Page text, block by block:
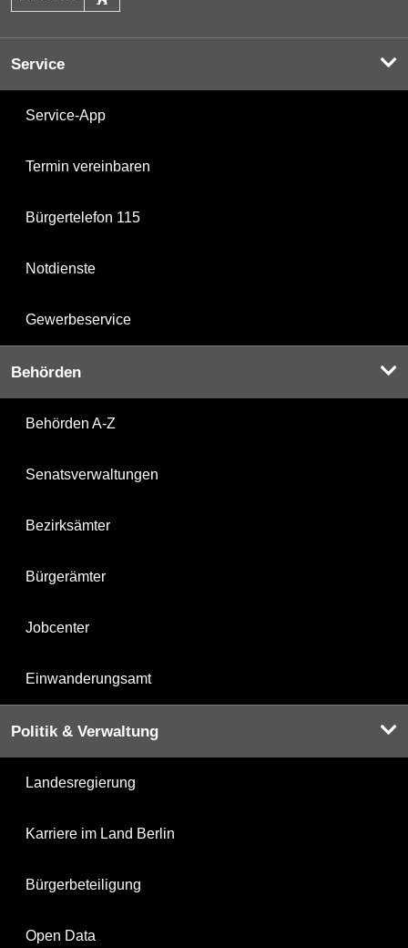
Service
Service-App
Termin vereinbaren
Bürgertelefon 115
Notdienste
Gewerbeservice
Behörden
Behörden A-Z
Senatsverwaltungen
Bezirksämter
Bürgerämter
Jobcenter
Einwanderungsamt
Politik & Verwaltung
Landesregierung
Karriere im Land Berlin
Bürgerbeteiligung
Open Data